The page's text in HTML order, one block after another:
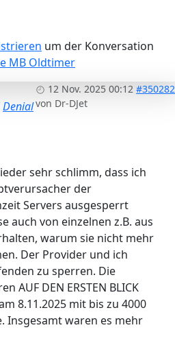
Oldtimer
um der Konversation
12 Nov. 2025 00:12 #350282
von Dr-DJet
Denial
sehr schlimm, dass ich
der
Servers ausgesperrt
auch von einzelnen z.B. aus
warum sie nicht mehr
Der Provider und ich
zu sperren. Die
AUF DEN ERSTEN BLICK
8.11.2025 mit bis zu 4000
Insgesamt waren es mehr